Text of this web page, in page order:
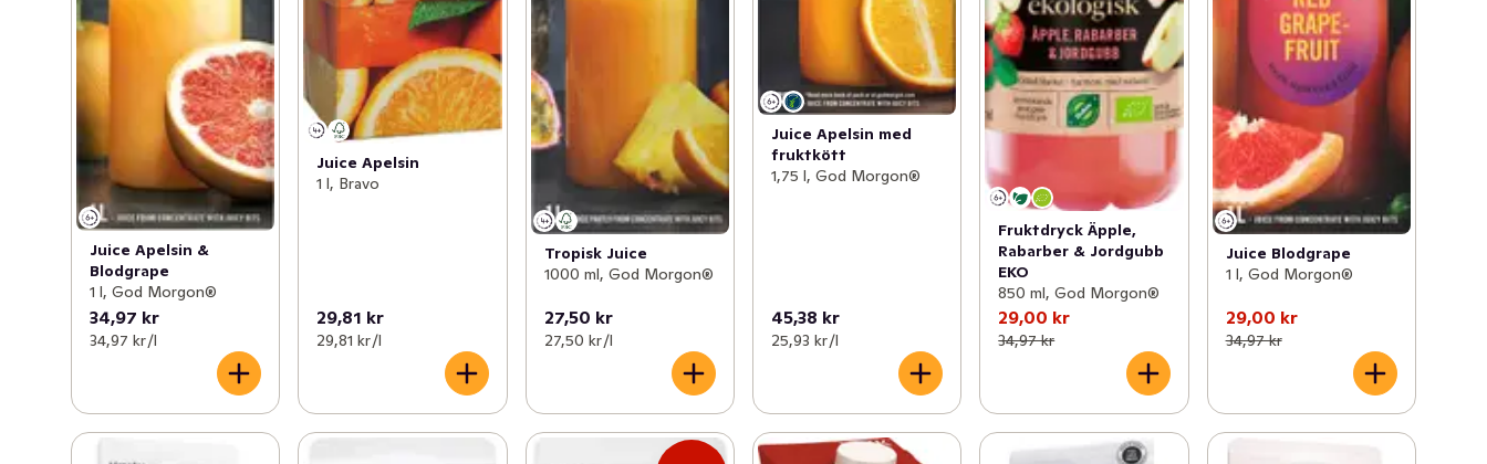
Juice Apelsin &
Blodgrape
1 l, God Morgon®
34,97 kr
34,97 kr /l
Juice Apelsin
1 l, Bravo
29,81 kr
29,81 kr /l
Tropisk Juice
1000 ml, God Morgon®
27,50 kr
27,50 kr /l
Juice Apelsin med
fruktkött
1,75 l, God Morgon®
45,38 kr
25,93 kr /l
Fruktdryck Äpple,
Rabarber & Jordgubb
EKO
850 ml, God Morgon®
29,00 kr
34,97 kr
Juice Blodgrape
1 l, God Morgon®
29,00 kr
34,97 kr